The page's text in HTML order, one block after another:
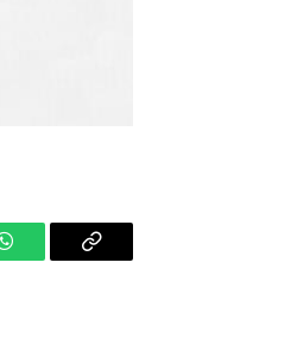
WhatsAppCopiar